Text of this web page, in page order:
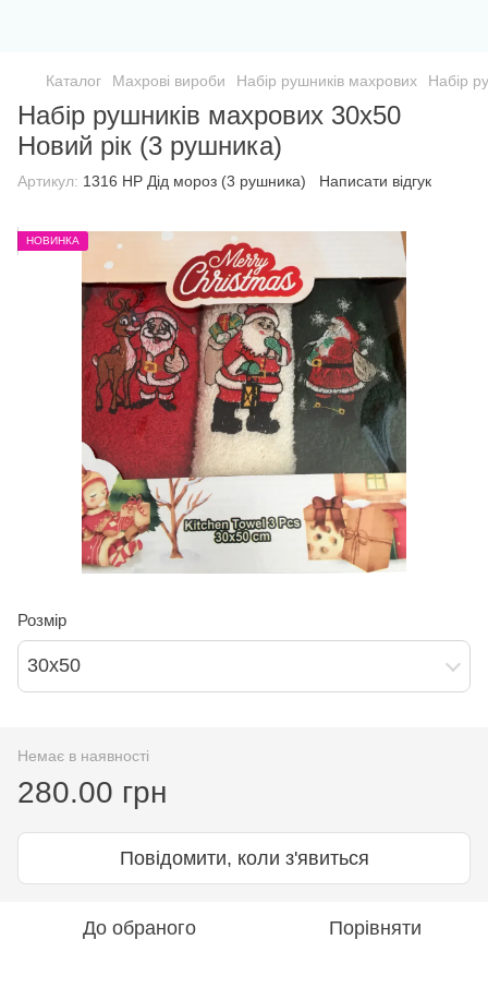
Каталог Махрові вироби Набір рушників махрових Набір
Набір рушників махрових 30х50
Новий рік (3 рушника)
Артикул: 1316 НР Дід мороз (3 рушника) Написати відгук
НОВИНКА
Розмір
30х50
Немає в наявності
280.00 грн
Повідомити, коли з'явиться
До обраного Порівняти